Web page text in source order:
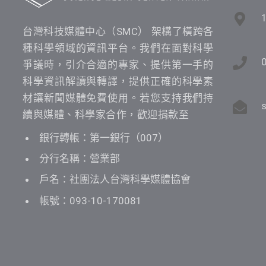
台灣科技媒體中心（SMC） 架構了橫跨各
種科學領域的資訊平台。我們在面對科學
爭議時，引介合適的專家、提供第一手的
科學資訊解讀與轉譯，提供正確的科學素
材讓新聞媒體免費使用。若您支持我們持
續與媒體、科學家合作，歡迎捐款至
銀行轉帳：第一銀行（007）
分行名稱：營業部
戶名：社團法人台灣科學媒體協會
帳號：093-10-170081